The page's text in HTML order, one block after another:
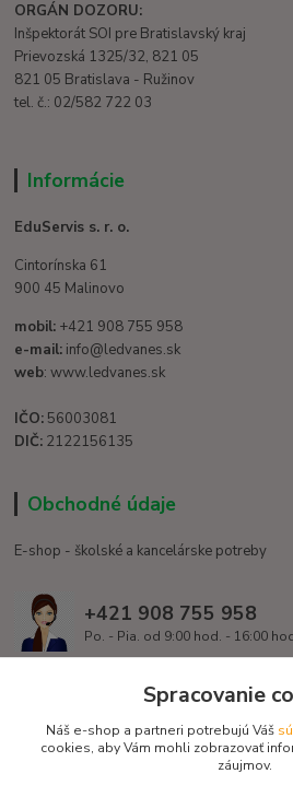
ORGÁN DOZORU:
Inšpektorát SOI pre Bratislavský kraj
Prievozská 1325/32, 821 05
821 05 Bratislava - Ružinov
tel. č.: 02/582 722 03
Informácie
EduServis s. r. o.
Cintorínska 61
900 45 Malinovo
mobil: +421 908 755 958
e-mail: info@ledvanes.sk
web: www.ledvanes.sk
IČO: 56003081
DIČ: 2122156135
Obchodné údaje
E-shop - školské a kancelárske potreby
+421 908 755 958
Po. - Pia. od 9:00 hod. - 16:00
info@ledvanes.skSpracovanie
Náš e-shop a partneri potrebujú Váš
cookies, aby Vám mohli zobrazovať
záujmov.